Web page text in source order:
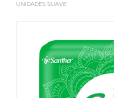
UNIDADES SUAVE